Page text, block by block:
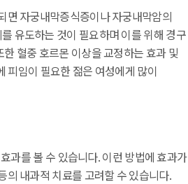
면 자궁내막증식증이나 자궁내막암의
유도하는 것이 필요하며 이를 위해 경구
혈중 호르몬 이상을 교정하는 효과 및
피임이 필요한 젊은 여성에게 많이
과를 볼 수 있습니다. 이런 방법에 효과가
의 내과적 치료를 고려할 수 있습니다.